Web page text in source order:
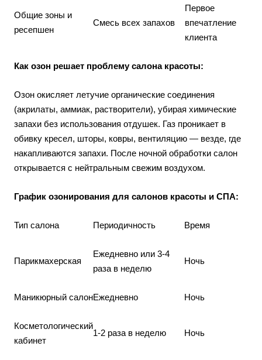
Общие зоны и
ресепшен
Смесь всех запахов
Первое
впечатление
клиента
Как озон решает проблему салона красоты:
Озон окисляет летучие органические соединения
(акрилаты, аммиак, растворители), убирая химические
запахи без использования отдушек. Газ проникает в
обивку кресел, шторы, ковры, вентиляцию — везде, где
накапливаются запахи. После ночной обработки салон
открывается с нейтральным свежим воздухом.
График озонирования для салонов красоты и СПА:
Тип салона Периодичность Время
Парикмахерская
Ежедневно или 3-4
раза в неделю
Ночь
Маникюрный салонЕжедневно Ночь
Косметологический
кабинет
1-2 раза в неделю Ночь